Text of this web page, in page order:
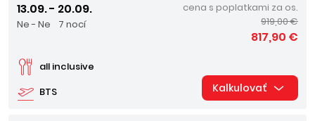
13.09. - 20.09.
Ne - Ne 7 nocí
BTS
all inclusive
cena s poplatkami za os.
919,00 €
817,90 €
Kalkulovať